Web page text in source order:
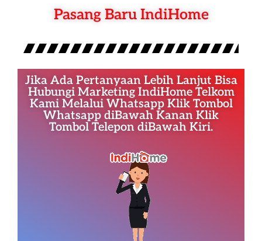
Pasang Baru IndiHome
Jika Ada Pertanyaan Lebih Lanjut Bisa
Hubungi Marketing IndiHome Telkom
Kami Melalui Whatsapp Klik Tombol
Whatsapp diBawah Kanan Klik
Tombol Telepon diBawah Kiri.